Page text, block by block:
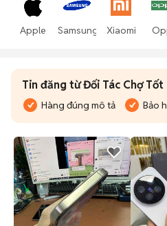
Apple Samsung Xiaomi
Tin đăng từ Đối Tác Chợ Tốt
Hàng đúng mô tả Bảo